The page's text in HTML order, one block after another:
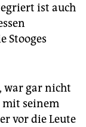
ist auch
Stooges
war gar nicht
mit seinem
vor die Leute